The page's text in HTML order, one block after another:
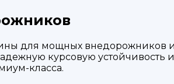
для мощных внедорожников
курсовую устойчивость
класса.